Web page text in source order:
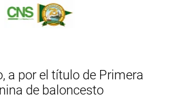
a por el título de Primera
de baloncesto